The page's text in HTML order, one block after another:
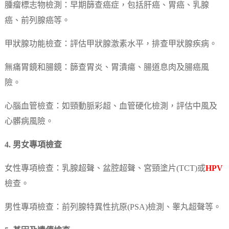
腫瘤標志物檢測：早期篩查癌症，包括肝癌、胃癌、乳腺
癌、前列腺癌等。
甲狀腺功能檢查：評估甲狀腺激素水平，排查甲狀腺疾病。
無痛胃鏡和腸鏡：篩查胃炎、胃潰瘍、腸道息肉及腸癌風
險。
心腦血管檢查：如頸動脈彩超、血管硬化檢測，評估中風及
心髒病風險。
4. 男女專項檢查
女性專項檢查：乳腺超聲、盆腔超聲、宮頸塗片(TCT)或HPV
檢查。
男性專項檢查：前列腺特異性抗原(PSA)檢測、睾丸超聲等。